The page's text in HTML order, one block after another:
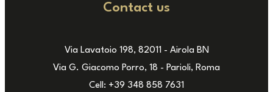
Contact us
Via Lavatoio 198, 82011 - Airola BN
Via G. Giacomo Porro, 18 - Parioli, Roma
Cell: +39 348 858 7631